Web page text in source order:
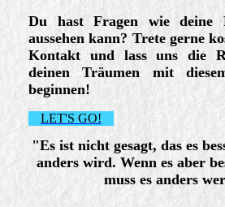
Du hast Fragen wie deine
aussehen kann? Trete gerne
Kontakt und lass uns die
deinen Träumen mit
beginnen!
LET'S GO!
"Es ist nicht gesagt, das es
anders wird. Wenn es aber
muss es anders